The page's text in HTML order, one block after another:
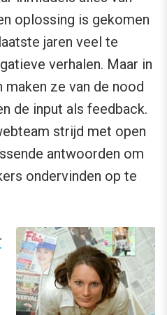
oplossing is gekomen
jaren veel te
verhalen. Maar in
ze van de nood
de input als feedback.
strijd met open
antwoorden om
ondervinden op te